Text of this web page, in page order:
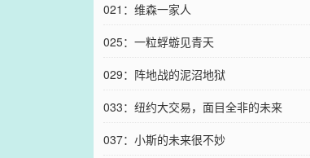
021：维森一家人
025：一粒蜉蝣见青天
029：阵地战的泥沼地狱
033：纽约大交易，面目全非的未来
037：小斯的未来很不妙